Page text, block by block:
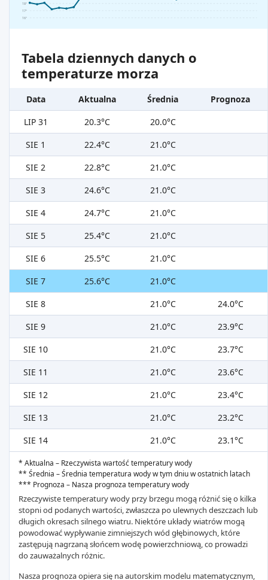
16°
17°
18°
Tabela dziennych danych o
temperaturze morza
Data Aktualna Średnia
Prognoza
LIP 31
20.3°C
20.0°C
SIE 1
22.4°C
21.0°C
SIE 2
22.8°C
21.0°C
SIE 3
24.6°C
21.0°C
SIE 4
24.7°C
21.0°C
SIE 5
25.4°C
21.0°C
SIE 6
25.5°C
21.0°C
SIE 7
25.6°C
21.0°C
SIE 8
21.0°C
24.0°C
SIE 9
21.0°C
23.9°C
SIE 10
21.0°C
23.7°C
SIE 11
21.0°C
23.6°C
SIE 12
21.0°C
23.4°C
SIE 13
21.0°C
23.2°C
SIE 14
21.0°C 23.1°C
* Aktualna – Rzeczywista wartość temperatury wody
** Średnia – Średnia temperatura wody w tym dniu w ostatnich latach
*** Prognoza – Nasza prognoza temperatury wody
Rzeczywiste temperatury wody przy brzegu mogą różnić się o kilka
stopni od podanych wartości, zwłaszcza po ulewnych deszczach lub
długich okresach silnego wiatru. Niektóre układy wiatrów mogą
powodować wypływanie zimniejszych wód głębinowych, które
zastępują nagrzaną słońcem wodę powierzchniową, co prowadzi
do zauważalnych różnic.
Nasza prognoza opiera się na autorskim modelu matematycznym,